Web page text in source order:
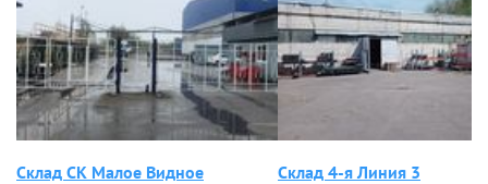
Склад СК Малое Видное Склад 4-я Линия 3